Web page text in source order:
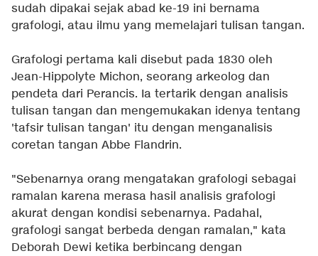
sudah dipakai sejak abad ke-19 ini bernama
grafologi, atau ilmu yang memelajari tulisan tangan.
Grafologi pertama kali disebut pada 1830 oleh
Jean-Hippolyte Michon, seorang arkeolog dan
pendeta dari Perancis. Ia tertarik dengan analisis
tulisan tangan dan mengemukakan idenya tentang
'tafsir tulisan tangan' itu dengan menganalisis
coretan tangan Abbe Flandrin.
"Sebenarnya orang mengatakan grafologi sebagai
ramalan karena merasa hasil analisis grafologi
akurat dengan kondisi sebenarnya. Padahal,
grafologi sangat berbeda dengan ramalan," kata
Deborah Dewi ketika berbincang dengan